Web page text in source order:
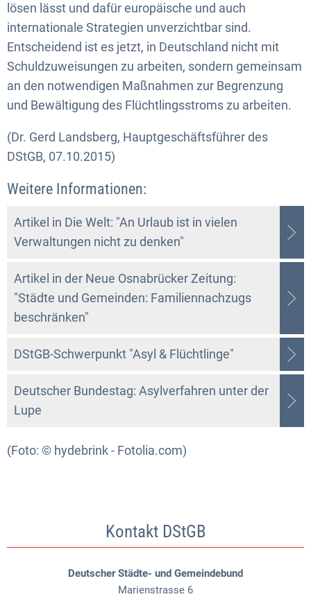
lösen lässt und dafür europäische und auch
internationale Strategien unverzichtbar sind.
Entscheidend ist es jetzt, in Deutschland nicht mit
Schuldzuweisungen zu arbeiten, sondern gemeinsam
an den notwendigen Maßnahmen zur Begrenzung
und Bewältigung des Flüchtlingsstroms zu arbeiten.
(Dr. Gerd Landsberg, Hauptgeschäftsführer des
DStGB, 07.10.2015)
Weitere Informationen:
Artikel in Die Welt: "An Urlaub ist in vielen
Verwaltungen nicht zu denken"
Artikel in der Neue Osnabrücker Zeitung:
"Städte und Gemeinden: Familiennachzugs
beschränken"
DStGB-Schwerpunkt "Asyl & Flüchtlinge"
Deutscher Bundestag: Asylverfahren unter der
Lupe
(Foto: © hydebrink - Fotolia.com)
Kontakt DStGB
Deutscher Städte- und Gemeindebund
Marienstrasse 6